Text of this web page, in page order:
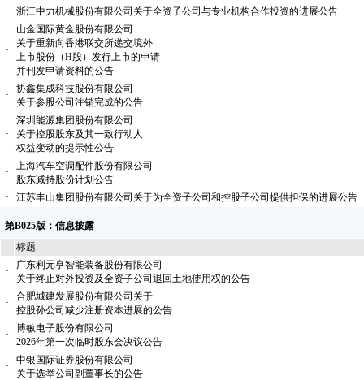
·
浙江中力机械股份有限公司关于全资子公司与专业机构合作投资的进展公告
·
山金国际黄金股份有限公司
关于重新向香港联交所递交境外
上市股份（H股）发行上市的申请
并刊发申请资料的公告
·
协鑫集成科技股份有限公司
关于参股公司注销完成的公告
·
深圳能源集团股份有限公司
关于控股股东及其一致行动人
权益变动的提示性公告
·
上海汽车空调配件股份有限公司
股东减持股份计划公告
·
江苏丰山集团股份有限公司关于为全资子公司和控股子公司提供担保的进展公告
第B025版：信息披露
标题
·
广东利元亨智能装备股份有限公司
关于终止对外投资及全资子公司退回土地使用权的公告
·
合肥城建发展股份有限公司关于
控股孙公司减少注册资本进展的公告
·
博敏电子股份有限公司
2026年第一次临时股东会决议公告
·
中银国际证券股份有限公司
关于选举公司副董事长的公告